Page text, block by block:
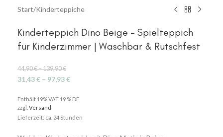
Start/Kinderteppiche
Kinderteppich Dino Beige – Spielteppich
für Kinderzimmer | Waschbar & Rutschfest
44,90€–139,90€
31,43€ – 97,93€
Enthält 19% VAT 19 % DE
zzgl. Versand
Lieferzeit: ca. 24 Stunden